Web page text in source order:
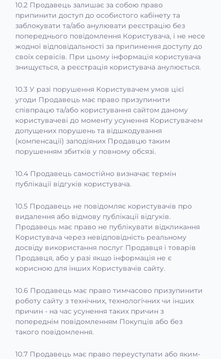
10.2 Продавець залишає за собою право
припинити доступ до особистого кабінету та
заблокувати та/або анулювати реєстрацію без
попереднього повідомлення Користувача, і не несе
жодної відповідальності за припинення доступу до
своїх сервісів. При цьому інформація користувача
знищується, а реєстрація користувача анулюється.
10.3 У разі порушення Користувачем умов цієї
угоди Продавець має право призупинити
співпрацю та/або користування сайтом даному
користувачеві до моменту усунення Користувачем
допущених порушень та відшкодування
(компенсації) заподіяних Продавцю таким
порушенням збитків у повному обсязі.
10.4 Продавець самостійно визначає термін
публікації відгуків користувача.
10.5 Продавець не повідомляє користувачів про
видалення або відмову публікації відгуків.
Продавець має право не публікувати відкликання
Користувача через невідповідність реальному
досвіду використання послуг Продавця і товарів
Продавця, або у разі якщо інформація не є
корисною для інших Користувачів сайту.
10.6 Продавець має право тимчасово призупинити
роботу сайту з технічних, технологічних чи інших
причин - на час усунення таких причин з
попереднім повідомленням Покупців або без
такого повідомлення.
10.7 Продавець має право переуступати або яким-